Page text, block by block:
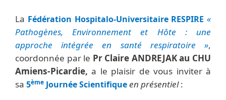
La Fédération Hospitalo-Universitaire RESPIRE «
Pathogènes, Environnement et Hôte : une
approche intégrée en santé respiratoire »,
coordonnée par le Pr Claire ANDREJAK au CHU
Amiens-Picardie, a le plaisir de vous inviter à
sa 5ème Journée Scientifiqueen présentiel: